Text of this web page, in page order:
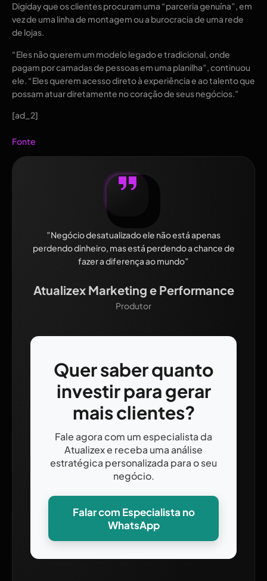
Digiday que os clientes procuram uma “parceria genuína”, em
vez de uma linha de montagem ou a burocracia de uma rede
de lojas.
“Eles não querem um modelo legado e tradicional, onde
pagam por camadas de pessoas em uma planilha”, continuou
ele. “Eles querem acesso direto à experiência e ao talento que
possam atuar diretamente no coração de seus negócios.”
[ad_2]
Fonte
”Negócio desatualizado ele não está apenas
perdendo dinheiro, mas está perdendo a chance de
fazer a diferença ao mundo”
Atualizex Marketing e Performance
Produtor
Quer saber quanto
investir para gerar
mais clientes?
Fale agora com um especialista da
Atualizex e receba uma análise
estratégica personalizada para o seu
negócio.
Falar com Especialista no
WhatsApp